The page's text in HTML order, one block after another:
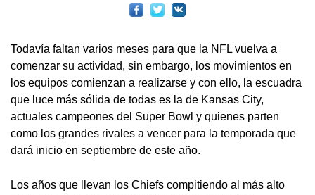
Todavía faltan varios meses para que la NFL vuelva a
comenzar su actividad, sin embargo, los movimientos en
los equipos comienzan a realizarse y con ello, la escuadra
que luce más sólida de todas es la de Kansas City,
actuales campeones del Super Bowl y quienes parten
como los grandes rivales a vencer para la temporada que
dará inicio en septiembre de este año.
Los años que llevan los Chiefs compitiendo al más alto